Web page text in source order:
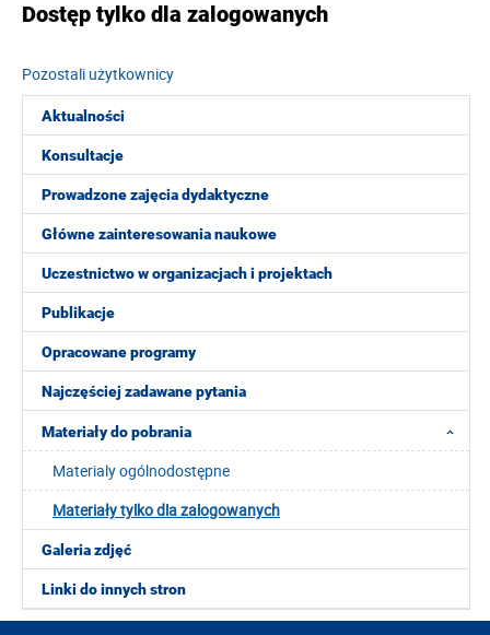
Aktualności
Konsultacje
Prowadzone zajęcia dydaktyczne
Główne zainteresowania naukowe
Uczestnictwo w organizacjach i projektach
Publikacje
Opracowane programy
Najczęściej zadawane pytania
Materiały do pobrania
Materialy ogólnodostępne
Materiały tylko dla zalogowanych
Galeria zdjęć
Linki do innych stron
Dostęp tylko dla zalogowanych
Pozostali użytkownicy